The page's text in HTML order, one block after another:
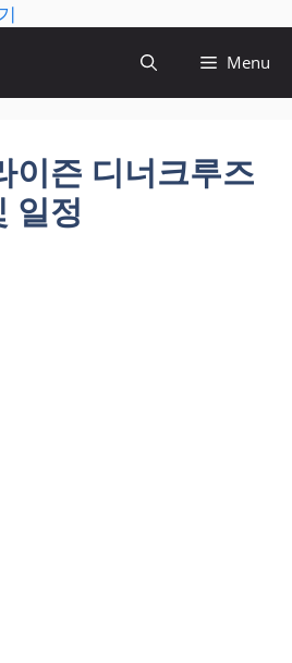
Menu
이즌 디너크루즈
일정